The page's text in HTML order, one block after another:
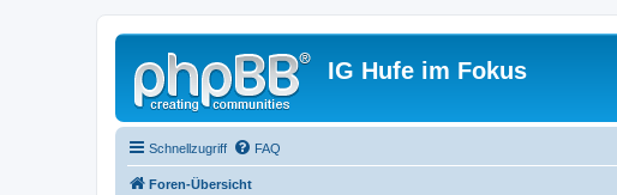
IG Hufe im Fokus
Schnellzugriff FAQ
Foren-Übersicht